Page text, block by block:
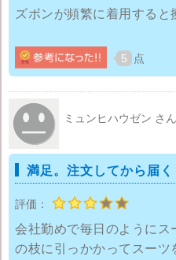
ズボンが頻繁に着用すると
ので安いのは助かります
素材なので忙しいときに大
ただ、ものによっては生
冬場より夏場に適したスー
た。スーツ周りのものも一
必要が無くなりますね(笑)
文してから3日という速さ
手間も省けて利用して良
ーツを購入する際は利用さ
5 点
ミュンヒハウゼン さん
満足。注文してから届
評価：
会社勤めで毎日のように
の枝に引っかかってスーツ